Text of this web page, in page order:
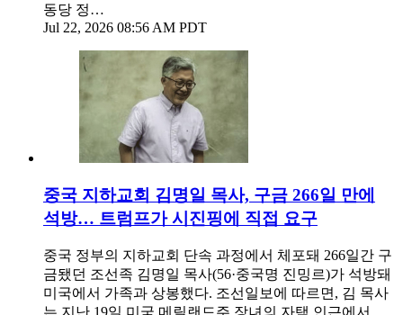
동당 정…
Jul 22, 2026 08:56 AM PDT
중국 지하교회 김명일 목사, 구금 266일 만에
석방… 트럼프가 시진핑에 직접 요구
중국 정부의 지하교회 단속 과정에서 체포돼 266일간 구
금됐던 조선족 김명일 목사(56·중국명 진밍르)가 석방돼
미국에서 가족과 상봉했다. 조선일보에 따르면, 김 목사